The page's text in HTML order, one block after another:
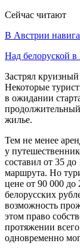
Сейчас читают
В Австрии
Над белоруской
Застрял
Некоторые
в ожидании
жилье.
Тем не менее
у
составил от 35
маршрута. Но
цене от 90 000 до
белорусских
возможность
этом право
протяжении
одновременно